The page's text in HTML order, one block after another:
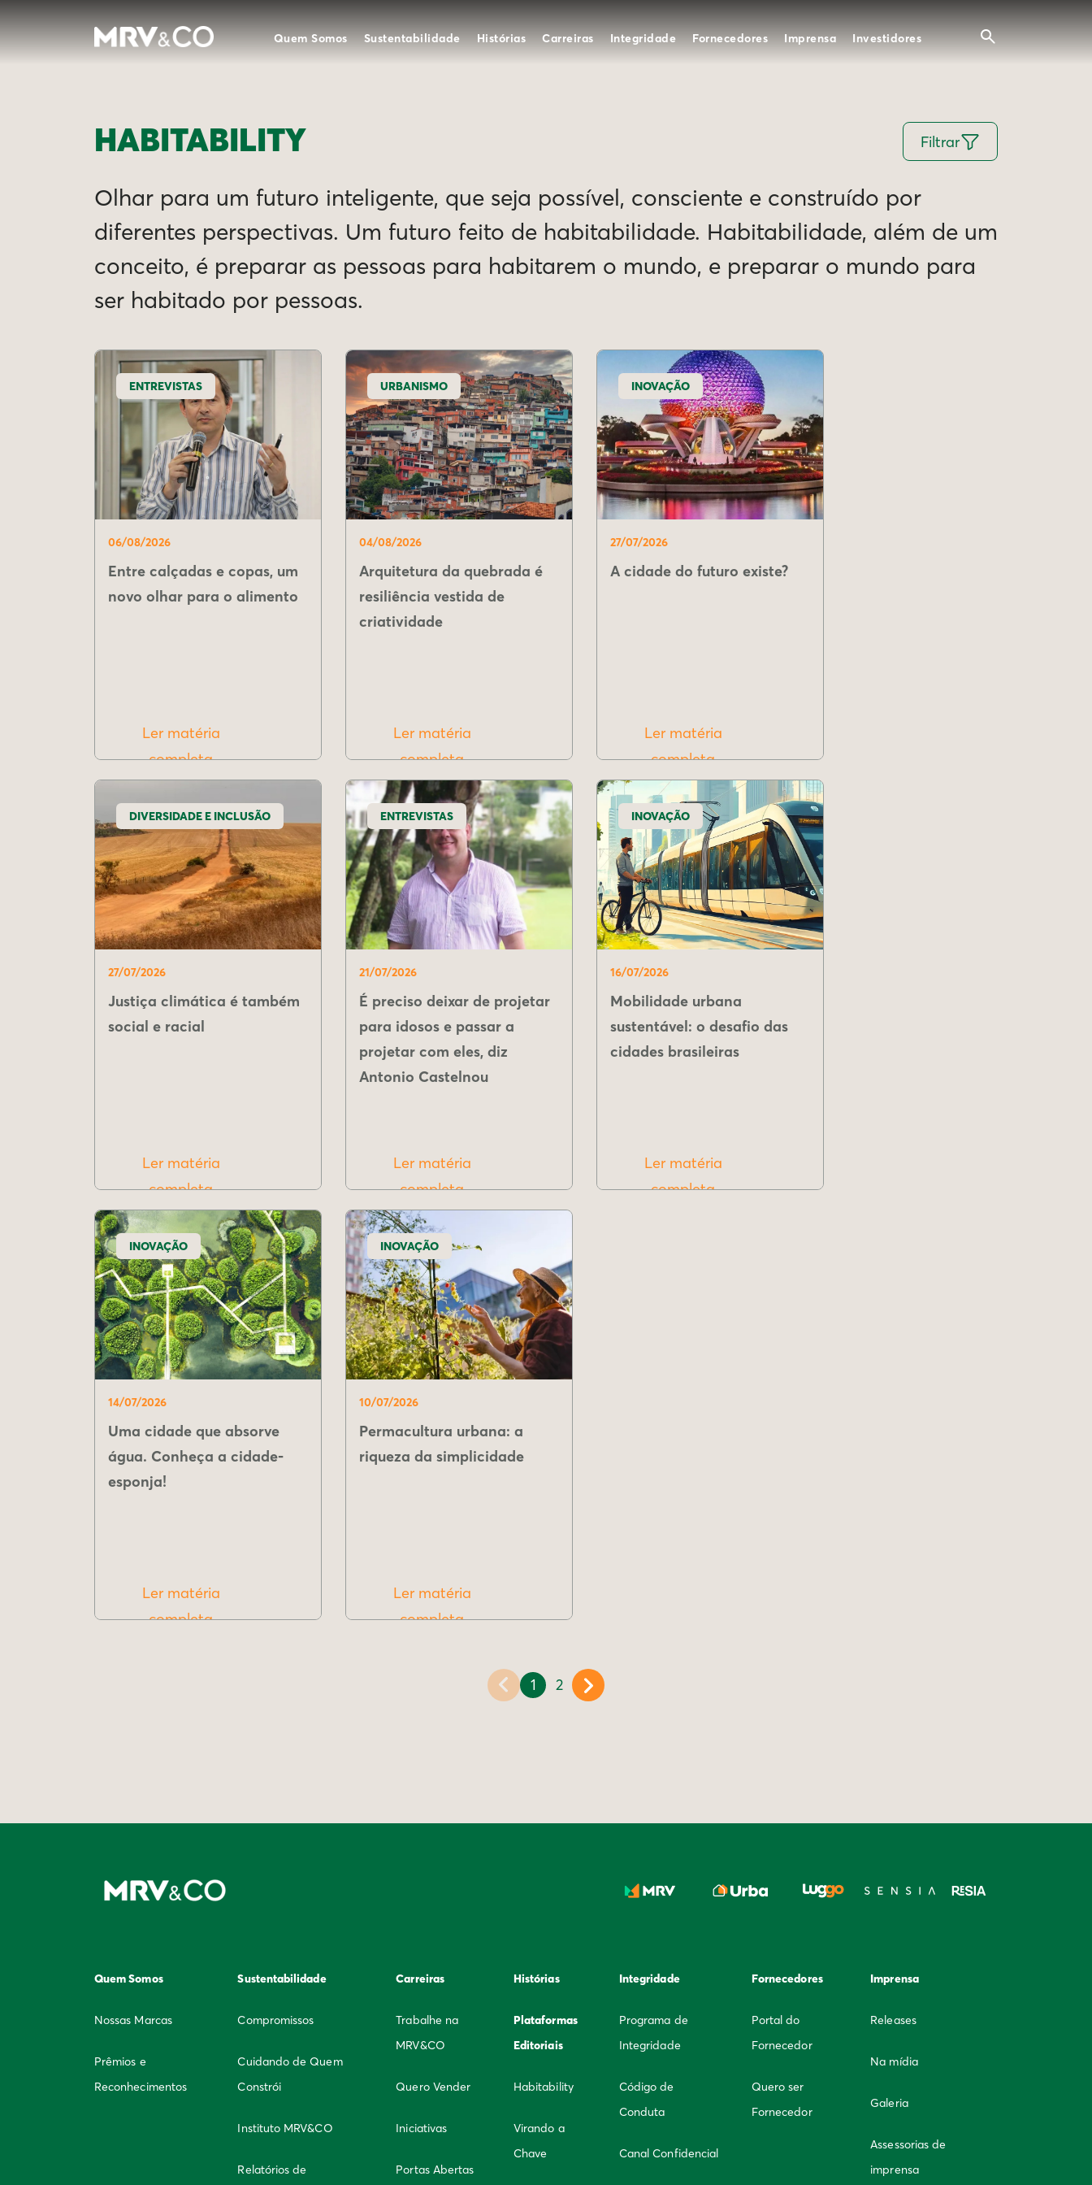
Quem Somos Sustentabilidade Histórias Carreiras Integridade Fornecedores Imprensa Investidores
HABITABILITY Filtrar
Olhar para um futuro inteligente, que seja possível, consciente e construído por
diferentes perspectivas. Um futuro feito de habitabilidade. Habitabilidade, além de um
conceito, é preparar as pessoas para habitarem o mundo, e preparar o mundo para
ser habitado por pessoas.
ENTREVISTAS
06/08/2026
Entre calçadas e copas, um
novo olhar para o alimento
Ler matéria
completa
URBANISMO
04/08/2026
Arquitetura da quebrada é
resiliência vestida de
criatividade
Ler matéria
completa
INOVAÇÃO
27/07/2026
A cidade do futuro existe?
Ler matéria
completa
DIVERSIDADE E INCLUSÃO
27/07/2026
Justiça climática é também
social e racial
Ler matéria
completa
ENTREVISTAS
21/07/2026
É preciso deixar de projetar
para idosos e passar a
projetar com eles, diz
Antonio Castelnou
Ler matéria
completa
INOVAÇÃO
16/07/2026
Mobilidade urbana
sustentável: o desafio das
cidades brasileiras
Ler matéria
completa
INOVAÇÃO
14/07/2026
Uma cidade que absorve
água. Conheça a cidade-
esponja!
Ler matéria
completa
INOVAÇÃO
10/07/2026
Permacultura urbana: a
riqueza da simplicidade
Ler matéria
completa
1 2
Quem Somos
Nossas Marcas
Prêmios e
Reconhecimentos
Sustentabilidade
Compromissos
Cuidando de Quem
Constrói
Instituto MRV&CO
Relatórios de
Carreiras
Trabalhe na
MRV&CO
Quero Vender
Iniciativas
Portas Abertas
Histórias
Plataformas
Editoriais
Habitability
Virando a
Chave
Integridade
Programa de
Integridade
Código de
Conduta
Canal Confidencial
Fornecedores
Portal do
Fornecedor
Quero ser
Fornecedor
Imprensa
Releases
Na mídia
Galeria
Assessorias de
imprensa